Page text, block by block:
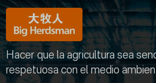
Hacer que la agricultura sea
respetuosa con el medio